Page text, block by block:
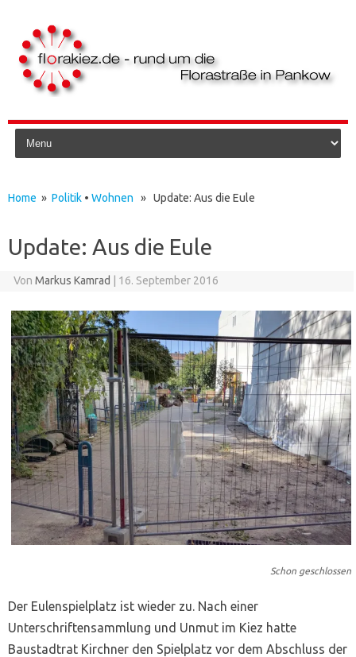
Skip to content
Home » Politik • Wohnen » Update: Aus die Eule
Update: Aus die Eule
Von Markus Kamrad 16. September 2016
Schon geschlossen
Der Eulenspielplatz ist wieder zu. Nach einer
Unterschriftensammlung und Unmut im Kiez hatte
Baustadtrat Kirchner den Spielplatz vor dem Abschluss der